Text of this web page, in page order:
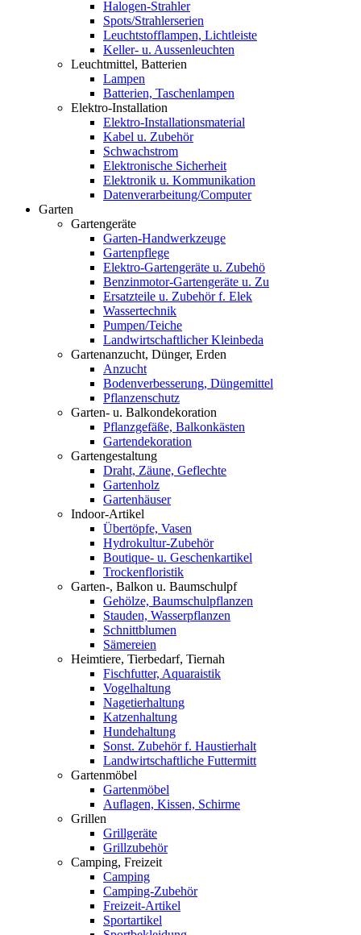
Halogen-Strahler
Spots/Strahlerserien
Leuchtstofflampen, Lichtleiste
Keller- u. Aussenleuchten
Leuchtmittel, Batterien
Lampen
Batterien, Taschenlampen
Elektro-Installation
Elektro-Installationsmaterial
Kabel u. Zubehör
Schwachstrom
Elektronische Sicherheit
Elektronik u. Kommunikation
Datenverarbeitung/Computer
Garten
Gartengeräte
Garten-Handwerkzeuge
Gartenpflege
Elektro-Gartengeräte u. Zubehö
Benzinmotor-Gartengeräte u. Zu
Ersatzteile u. Zubehör f. Elek
Wassertechnik
Pumpen/Teiche
Landwirtschaftlicher Kleinbeda
Gartenanzucht, Dünger, Erden
Anzucht
Bodenverbesserung, Düngemittel
Pflanzenschutz
Garten- u. Balkondekoration
Pflanzgefäße, Balkonkästen
Gartendekoration
Gartengestaltung
Draht, Zäune, Geflechte
Gartenholz
Gartenhäuser
Indoor-Artikel
Übertöpfe, Vasen
Hydrokultur-Zubehör
Boutique- u. Geschenkartikel
Trockenfloristik
Garten-, Balkon u. Baumschulpf
Gehölze, Baumschulpflanzen
Stauden, Wasserpflanzen
Schnittblumen
Sämereien
Heimtiere, Tierbedarf, Tiernah
Fischfutter, Aquaraistik
Vogelhaltung
Nagetierhaltung
Katzenhaltung
Hundehaltung
Sonst. Zubehör f. Haustierhalt
Landwirtschaftliche Futtermitt
Gartenmöbel
Gartenmöbel
Auflagen, Kissen, Schirme
Grillen
Grillgeräte
Grillzubehör
Camping, Freizeit
Camping
Camping-Zubehör
Freizeit-Artikel
Sportartikel